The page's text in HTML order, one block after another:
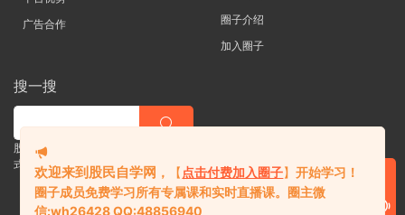
广告合作
圈子介绍
加入圈子
搜一搜
股票 |直播| 外汇| 期货 |金融理财一站
式学习平台
欢迎来到股民自学网 ， 【 点击付费加入圈子】开始学习！
圈子成员免费学习所有专属课和实时直播课。 圈主微
信:wh26428 QQ:48856940